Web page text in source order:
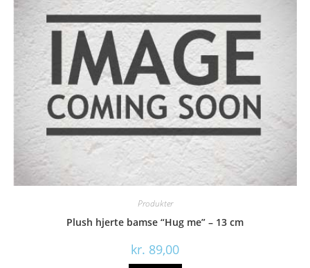
Produkter
Plush hjerte bamse “Hug me” – 13 cm
kr. 89,00